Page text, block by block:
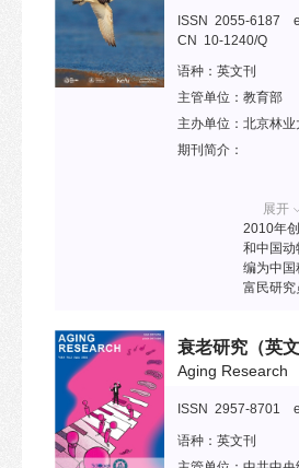
时也致力
生提供前
作为一
刊，
性研究，
算机断层
涉及影
像、转
医学影像
质量原
发表内容
文章、
动医学影
转化。
技术的全
先的航天
Scopus
ISSN 2055-6187
CN 10-1240/Q
语种： 英文刊
主管单位： 教育部
主办单位： 北京林业
期刊简介：
展开
2010年
和中国动
编为中国
富民研究
Scopus
录。
刊项目。
衰老研究（英文
Aging Research
ISSN 2957-8701
语种： 英文刊